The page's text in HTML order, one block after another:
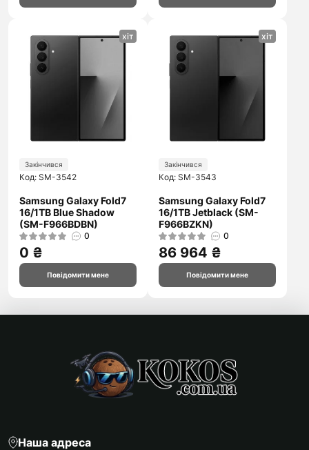
хіт
Закінчився
Код: SM-3542
Samsung Galaxy Fold7
16/1TB Blue Shadow
(SM-F966BDBN)
0
0 ₴
Повідомити мене
хіт
Закінчився
Код: SM-3543
Samsung Galaxy Fold7
16/1TB Jetblack (SM-
F966BZKN)
0
86 964 ₴
Повідомити мене
Наша адреса